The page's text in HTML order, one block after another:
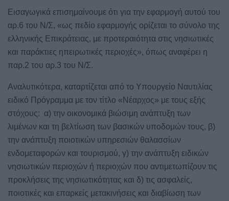
Εισαγωγικά επισημαίνουμε ότι για την εφαρμογή αυτού του
αρ.6 του Ν/Σ, «ως πεδίο εφαρμογής ορίζεται το σύνολο της
ελληνικής Επικράτειας, με προτεραιότητα στις νησιωτικές
και παράκτιες ηπειρωτικές περιοχές», όπως αναφέρει η
παρ.2 του αρ.3 του Ν/Σ.
Αναλυτικότερα, καταρτίζεται από το Υπουργείο Ναυτιλίας
ειδικό Πρόγραμμα με τον τίτλο «Νέαρχος» με τους εξής
στόχους: α) την οικονομικά βιώσιμη ανάπτυξη των
λιμένων και τη βελτίωση των βασικών υποδομών τους, β)
την ανάπτυξη ποιοτικών υπηρεσιών θαλασσίων
ενδομεταφορών και τουρισμού, γ) την ανάπτυξη ειδικών
νησιωτικών περιοχών ή περιοχών που αντιμετωπίζουν τις
προκλήσεις της νησιωτικότητας και δ) τις ασφαλείς,
ποιοτικές και επαρκείς μετακινήσεις και διαβίωση των